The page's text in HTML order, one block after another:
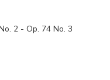
2 - Op. 74 No. 3